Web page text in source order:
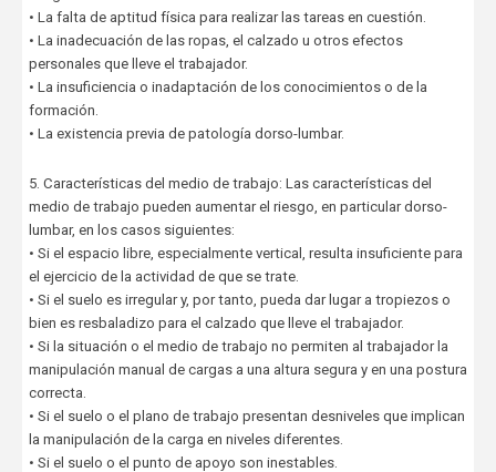
• La falta de aptitud física para realizar las tareas en cuestión.
• La inadecuación de las ropas, el calzado u otros efectos
personales que lleve el trabajador.
• La insuficiencia o inadaptación de los conocimientos o de la
formación.
• La existencia previa de patología dorso-lumbar.
5. Características del medio de trabajo: Las características del
medio de trabajo pueden aumentar el riesgo, en particular dorso-
lumbar, en los casos siguientes:
• Si el espacio libre, especialmente vertical, resulta insuficiente para
el ejercicio de la actividad de que se trate.
• Si el suelo es irregular y, por tanto, pueda dar lugar a tropiezos o
bien es resbaladizo para el calzado que lleve el trabajador.
• Si la situación o el medio de trabajo no permiten al trabajador la
manipulación manual de cargas a una altura segura y en una postura
correcta.
• Si el suelo o el plano de trabajo presentan desniveles que implican
la manipulación de la carga en niveles diferentes.
• Si el suelo o el punto de apoyo son inestables.